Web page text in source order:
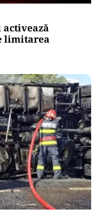
limitarea